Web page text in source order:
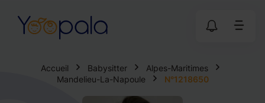
Accueil Babysitter
Alpes-Maritimes
Mandelieu-La-Napoule
N°1218650